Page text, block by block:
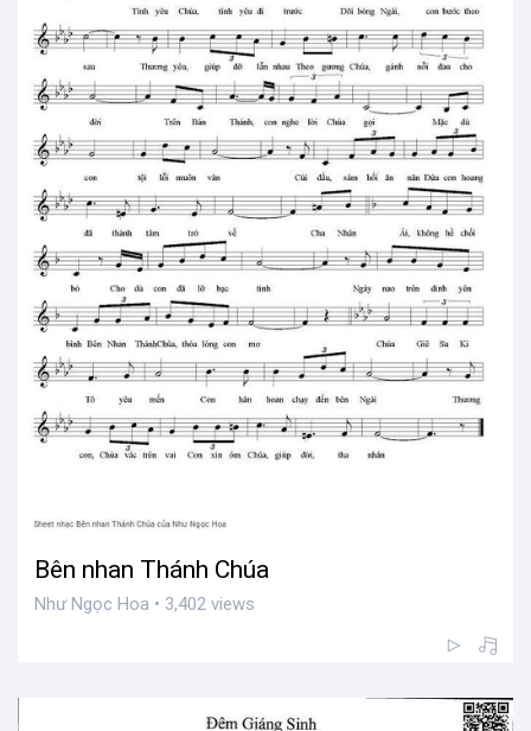
Bên nhan Thánh Chúa
Như Ngọc Hoa • 3,402 views